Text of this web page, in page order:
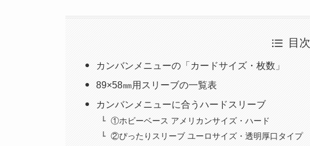
目次
カンバンメニューの「カードサイズ・枚数」
89×58㎜用スリーブの一覧表
カンバンメニューに合うハードスリーブ
①ホビーベース アメリカンサイズ・ハード
②ぴったりスリーブ ユーロサイズ・透明厚口タイプ